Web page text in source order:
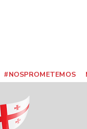
#NOSPROMETEMOS